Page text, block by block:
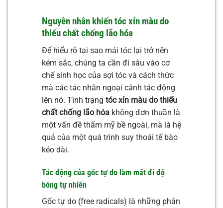
Nguyên nhân khiến tóc xỉn màu do
thiếu chất chống lão hóa
Để hiểu rõ tại sao mái tóc lại trở nên
kém sắc, chúng ta cần đi sâu vào cơ
chế sinh học của sợi tóc và cách thức
mà các tác nhân ngoại cảnh tác động
lên nó. Tình trạng tóc xỉn màu do thiếu
chất chống lão hóa không đơn thuần là
một vấn đề thẩm mỹ bề ngoài, mà là hệ
quả của một quá trình suy thoái tế bào
kéo dài.
Tác động của gốc tự do làm mất đi độ
bóng tự nhiên
Gốc tự do (free radicals) là những phân